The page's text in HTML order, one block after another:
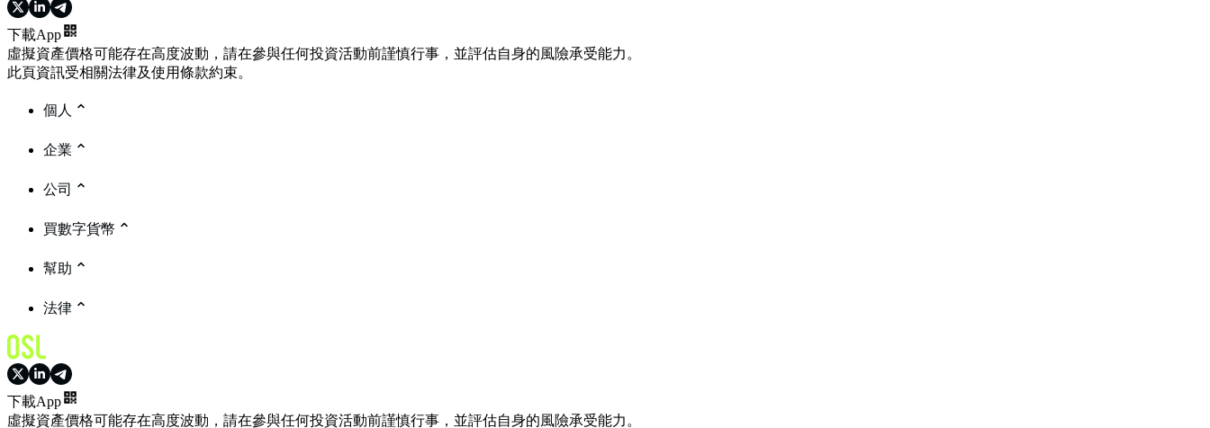
下載App
虛擬資產價格可能存在高度波動，請在參與任何投資活動前謹慎行事，並評估自身的風險承受能力。
此頁資訊受相關法律及使用條款約束。
個人
企業
公司
買數字貨幣
幫助
法律
下載App
虛擬資產價格可能存在高度波動，請在參與任何投資活動前謹慎行事，並評估自身的風險承受能力。